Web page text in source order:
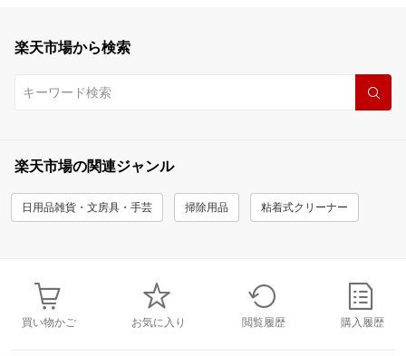
楽天市場から検索
楽天市場の関連ジャンル
日用品雑貨・文房具・手芸 掃除用品 粘着式クリーナー
買い物かご お気に入り 閲覧履歴 購入履歴